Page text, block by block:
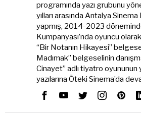
programında yazı grubunu
yılları arasında Antalya Sinema
yapmış, 2014-2023
Kumpanyası’nda oyuncu
“Bir Notanın Hikayesi”
Madımak” belgeselinin
Cinayet” adlı tiyatro oyununun
yazılarına Öteki Sinema’da